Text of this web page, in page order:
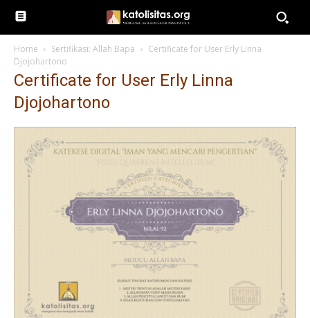
Home Sertifikasi: Allah Bapa
Certificate for User Erly Linna
Djojohartono
Certificate for User Erly Linna
Djojohartono